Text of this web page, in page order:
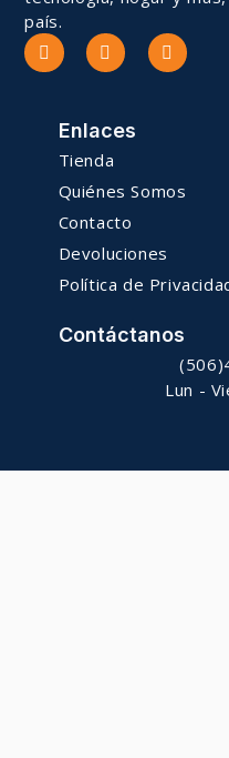
país.
Enlaces
Tienda
Quiénes Somos
Contacto
Devoluciones
Política de
Contáctanos
Lun -